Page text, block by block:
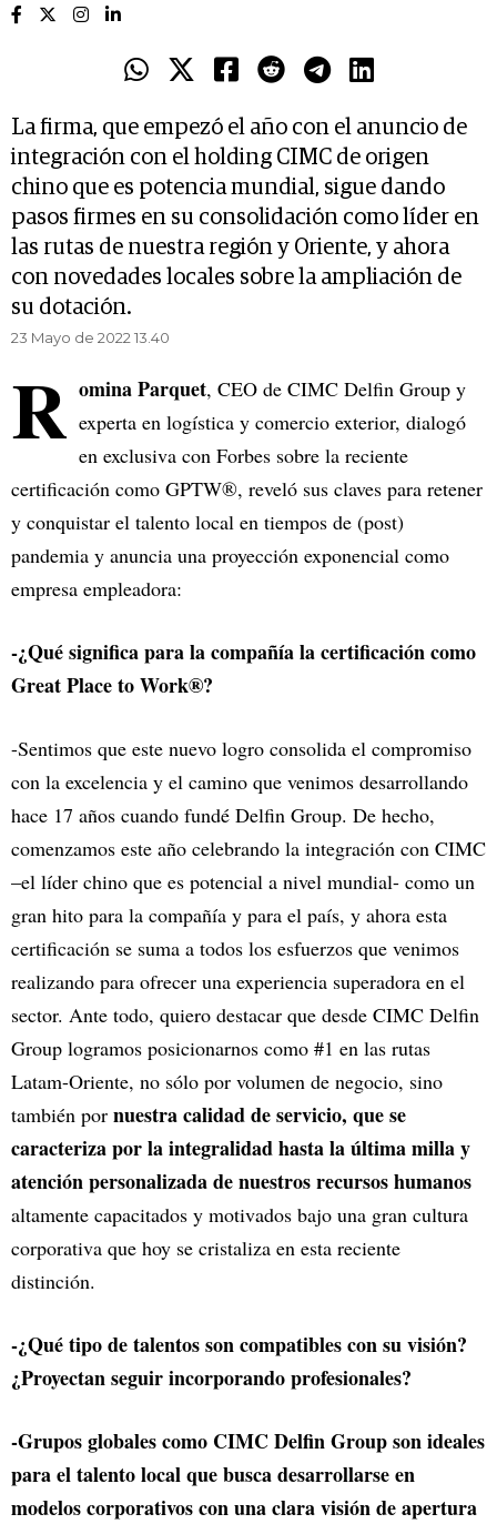
La firma, que empezó el año con el anuncio de
integración con el holding CIMC de origen
chino que es potencia mundial, sigue dando
pasos firmes en su consolidación como líder en
las rutas de nuestra región y Oriente, y ahora
con novedades locales sobre la ampliación de
su dotación.
23 Mayo de 2022 13.40
R omina Parquet, CEO de CIMC Delfin Group y
experta en logística y comercio exterior, dialogó
en exclusiva con Forbes sobre la reciente
certificación como GPTW®, reveló sus claves para retener
y conquistar el talento local en tiempos de (post)
pandemia y anuncia una proyección exponencial como
empresa empleadora:
-¿Qué significa para la compañía la certificación como
Great Place to Work®?
-Sentimos que este nuevo logro consolida el compromiso
con la excelencia y el camino que venimos desarrollando
hace 17 años cuando fundé Delfin Group. De hecho,
comenzamos este año celebrando la integración con CIMC
–el líder chino que es potencial a nivel mundial- como un
gran hito para la compañía y para el país, y ahora esta
certificación se suma a todos los esfuerzos que venimos
realizando para ofrecer una experiencia superadora en el
sector. Ante todo, quiero destacar que desde CIMC Delfin
Group logramos posicionarnos como #1 en las rutas
Latam-Oriente, no sólo por volumen de negocio, sino
también por nuestra calidad de servicio, que se
caracteriza por la integralidad hasta la última milla y
atención personalizada de nuestros recursos humanos
altamente capacitados y motivados bajo una gran cultura
corporativa que hoy se cristaliza en esta reciente
distinción.
-¿Qué tipo de talentos son compatibles con su visión?
¿Proyectan seguir incorporando profesionales?
-Grupos globales como CIMC Delfin Group son ideales
para el talento local que busca desarrollarse en
modelos corporativos con una clara visión de apertura